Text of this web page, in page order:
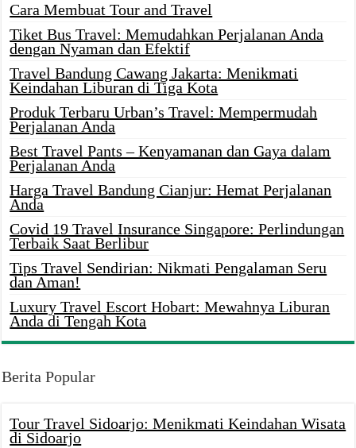
Cara Membuat Tour and Travel
Tiket Bus Travel: Memudahkan Perjalanan Anda
dengan Nyaman dan Efektif
Travel Bandung Cawang Jakarta: Menikmati
Keindahan Liburan di Tiga Kota
Produk Terbaru Urban’s Travel: Mempermudah
Perjalanan Anda
Best Travel Pants – Kenyamanan dan Gaya dalam
Perjalanan Anda
Harga Travel Bandung Cianjur: Hemat Perjalanan
Anda
Covid 19 Travel Insurance Singapore: Perlindungan
Terbaik Saat Berlibur
Tips Travel Sendirian: Nikmati Pengalaman Seru
dan Aman!
Luxury Travel Escort Hobart: Mewahnya Liburan
Anda di Tengah Kota
Berita Popular
Tour Travel Sidoarjo: Menikmati Keindahan Wisata
di Sidoarjo